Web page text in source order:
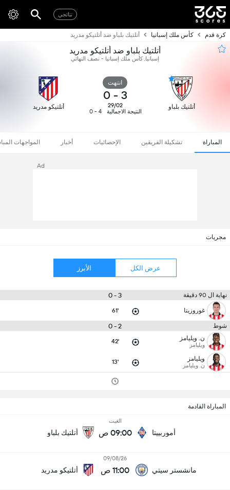
نتائجي
كرة قدم كأس ملك إسبانيا أتلتيك بلباو ضد أتلتيكو مدريد
أتلتيك بلباو ضد أتلتيكو مدريد
إسبانيا, كأس ملك إسبانيا - نصف النهائي
أتلتيك بلباو
انتهت
3
-
0
29/02
النتيجة الاجمالية
4 - 0
أتلتيكو مدريد
المباراة تشكيلة الفريقين الإحصائيات أخبار المواجهات
Ad
مجريات
عرض الكل الأبرز
نهاية ال 90 دقيقة 3 - 0
غوروزيتا 61'
شوط 2 - 0
ن. ويليامز
ويليامز 42'
ويليامز
ن. ويليامز 13'
المباراة القادمة
أموربييتا
الغيت
09:00 ص أتلتيك بلباو
مانشستر سيتي
09/08/26
11:00 ص أتلتيكو مدريد